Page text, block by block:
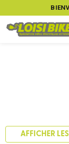
AFFICHER